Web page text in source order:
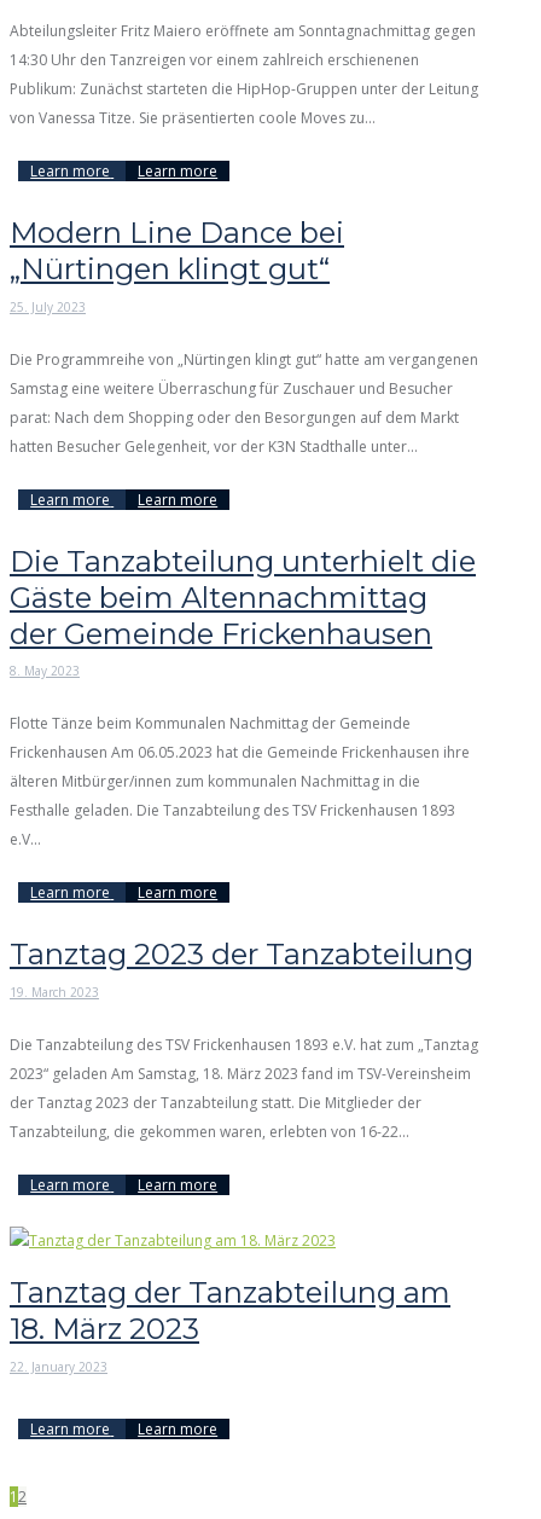
Abteilungsleiter Fritz Maiero eröffnete am Sonntagnachmittag gegen
14:30 Uhr den Tanzreigen vor einem zahlreich erschienenen
Publikum: Zunächst starteten die HipHop-Gruppen unter der Leitung
von Vanessa Titze. Sie präsentierten coole Moves zu...
Learn more Learn more
Modern Line Dance bei
„Nürtingen klingt gut“
25. July 2023
Die Programmreihe von „Nürtingen klingt gut“ hatte am vergangenen
Samstag eine weitere Überraschung für Zuschauer und Besucher
parat: Nach dem Shopping oder den Besorgungen auf dem Markt
hatten Besucher Gelegenheit, vor der K3N Stadthalle unter...
Learn more Learn more
Die Tanzabteilung unterhielt die
Gäste beim Altennachmittag
der Gemeinde Frickenhausen
8. May 2023
Flotte Tänze beim Kommunalen Nachmittag der Gemeinde
Frickenhausen Am 06.05.2023 hat die Gemeinde Frickenhausen ihre
älteren Mitbürger/innen zum kommunalen Nachmittag in die
Festhalle geladen. Die Tanzabteilung des TSV Frickenhausen 1893
e.V...
Learn more Learn more
Tanztag 2023 der Tanzabteilung
19. March 2023
Die Tanzabteilung des TSV Frickenhausen 1893 e.V. hat zum „Tanztag
2023“ geladen Am Samstag, 18. März 2023 fand im TSV-Vereinsheim
der Tanztag 2023 der Tanzabteilung statt. Die Mitglieder der
Tanzabteilung, die gekommen waren, erlebten von 16-22...
Learn more Learn more
Tanztag der Tanzabteilung am
18. März 2023
22. January 2023
Learn more Learn more
12